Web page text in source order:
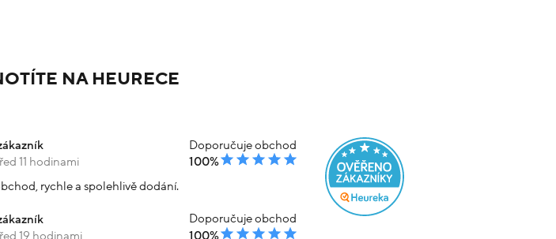
Náušnice žluté zlato pecky s kamenem
0.6cm 1.7g
8 009 Kč
-20% kód: SRPEN20
6 407 Kč
Náušnice žluté zlato s kameny visací
1.3cm 1.95g
Skladem